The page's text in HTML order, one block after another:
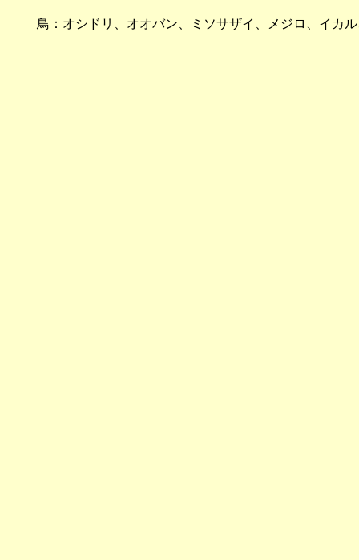
鳥：オシドリ、オオバン、ミソサザイ、メジロ、イカ